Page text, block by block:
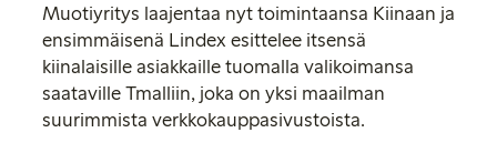
Muotiyritys laajentaa nyt toimintaansa Kiinaan ja
ensimmäisenä Lindex esittelee itsensä
kiinalaisille asiakkaille tuomalla valikoimansa
saataville Tmalliin, joka on yksi maailman
suurimmista verkkokauppasivustoista.